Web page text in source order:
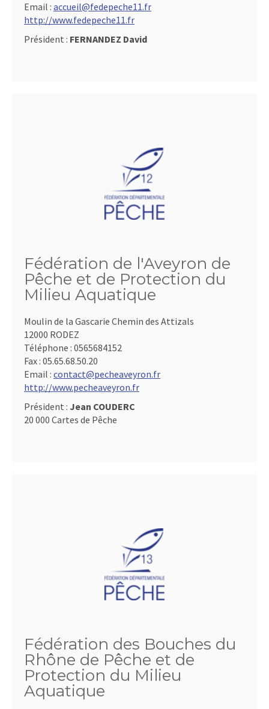
Email : accueil@fedepeche11.fr
http://www.fedepeche11.fr
Président : FERNANDEZ David
Fédération de l'Aveyron de
Pêche et de Protection du
Milieu Aquatique
Moulin de la Gascarie Chemin des Attizals
12000 RODEZ
Téléphone : 0565684152
Fax : 05.65.68.50.20
Email : contact@pecheaveyron.fr
http://www.pecheaveyron.fr
Président : Jean COUDERC
20 000 Cartes de Pêche
Fédération des Bouches du
Rhône de Pêche et de
Protection du Milieu
Aquatique